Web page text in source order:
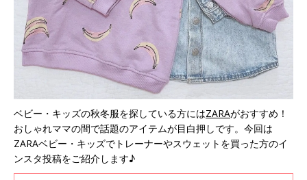
ベビー・キッズの秋冬服を探している方にはZARAがおすすめ！
おしゃれママの間で話題のアイテムが目白押しです。今回は
ZARAベビー・キッズでトレーナーやスウェットを買った方のイ
ンスタ投稿をご紹介します♪